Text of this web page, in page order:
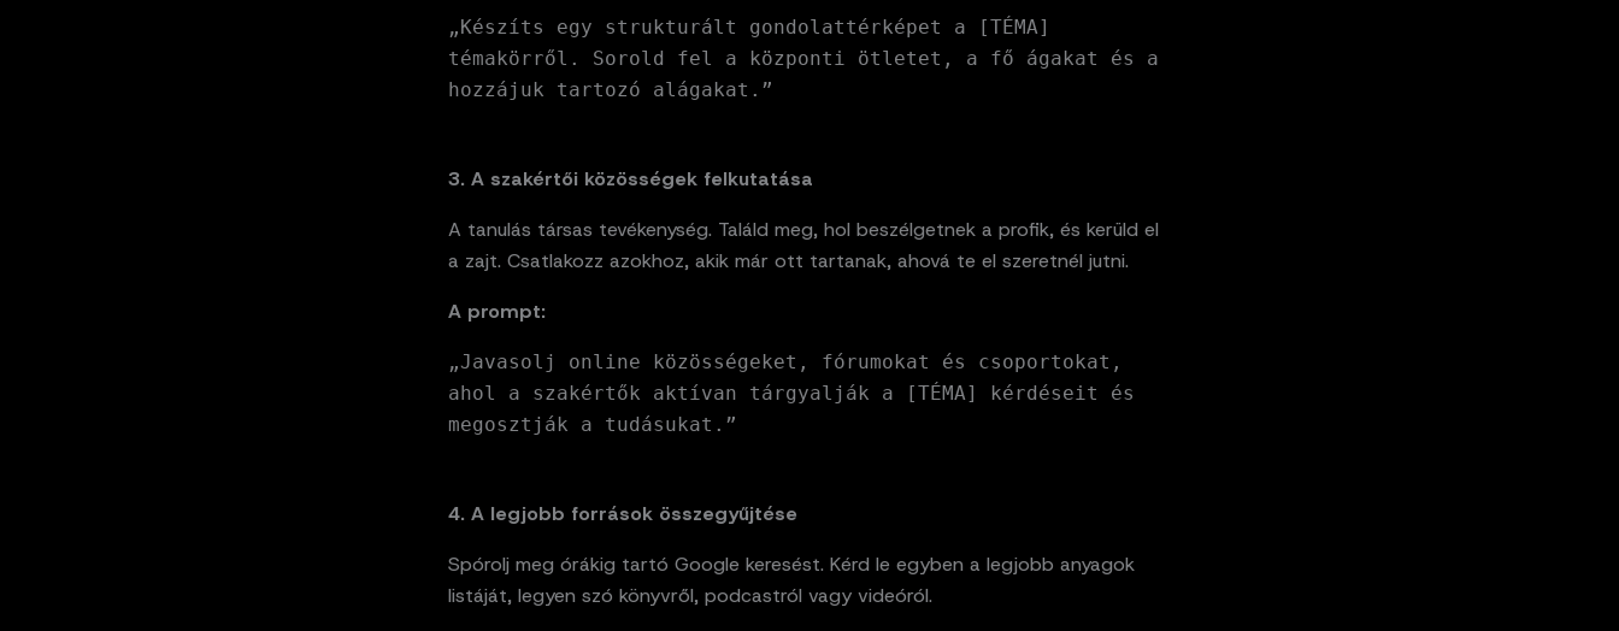
„Készíts egy strukturált gondolattérképet a [TÉMA]
témakörről. Sorold fel a központi ötletet, a fő ágakat és a
hozzájuk tartozó alágakat.”
3. A szakértői közösségek felkutatása
A tanulás társas tevékenység. Találd meg, hol beszélgetnek a profik, és kerüld el
a zajt. Csatlakozz azokhoz, akik már ott tartanak, ahová te el szeretnél jutni.
A prompt:
„Javasolj online közösségeket, fórumokat és csoportokat,
ahol a szakértők aktívan tárgyalják a [TÉMA] kérdéseit és
megosztják a tudásukat.”
4. A legjobb források összegyűjtése
Spórolj meg órákig tartó Google keresést. Kérd le egyben a legjobb anyagok
listáját, legyen szó könyvről, podcastról vagy videóról.